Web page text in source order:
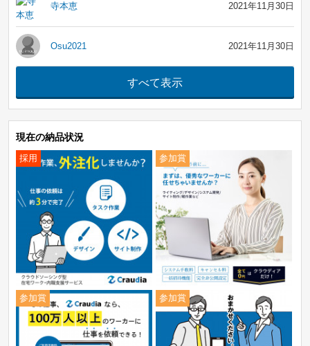
寺本恵 2021年11月30日
Osu2021 2021年11月30日
現在の納品状況